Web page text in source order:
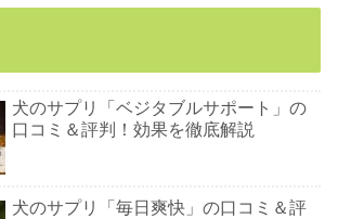
犬のサプリ「ベジタブルサポート」の
口コミ＆評判！効果を徹底解説
犬のサプリ「毎日爽快」の口コミ＆評